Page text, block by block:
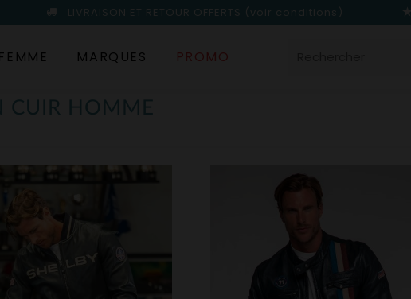
LIVRAISON ET RETOUR OFFERTS (voir conditions)
FEMME MARQUES PROMO
CUIR HOMME